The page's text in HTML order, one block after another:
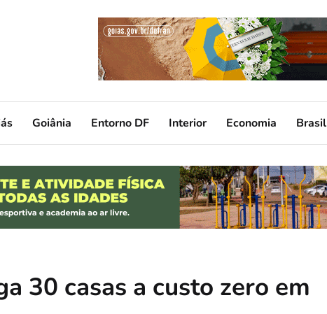
Goiânia Entorno DF Interior Economia Brasil
30 casas a custo zero em